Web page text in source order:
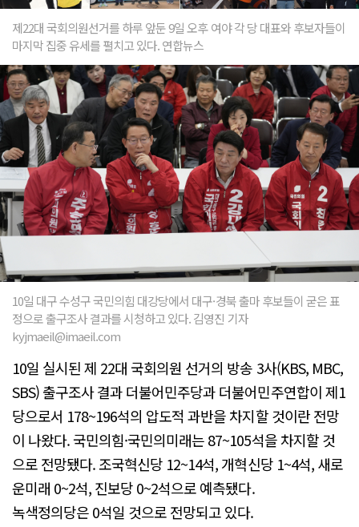
제22대 국회의원선거를 하루 앞둔 9일 오후 여야 각 당 대표와 후보자들이
마지막 집중 유세를 펼치고 있다. 연합뉴스
10일 대구 수성구 국민의힘 대강당에서 대구·경북 출마 후보들이 굳은 표
정으로 출구조사 결과를 시청하고 있다. 김영진 기자
kyjmaeil@imaeil.com
10일 실시된 제 22대 국회의원 선거의 방송 3사(KBS, MBC,
SBS) 출구조사 결과 더불어민주당과 더불어민주연합이 제1
당으로서 178~196석의 압도적 과반을 차지할 것이란 전망
이 나왔다. 국민의힘·국민의미래는 87~105석을 차지할 것
으로 전망됐다. 조국혁신당 12~14석, 개혁신당 1~4석, 새로
운미래 0~2석, 진보당 0~2석으로 예측됐다.
녹색정의당은 0석일 것으로 전망되고 있다.